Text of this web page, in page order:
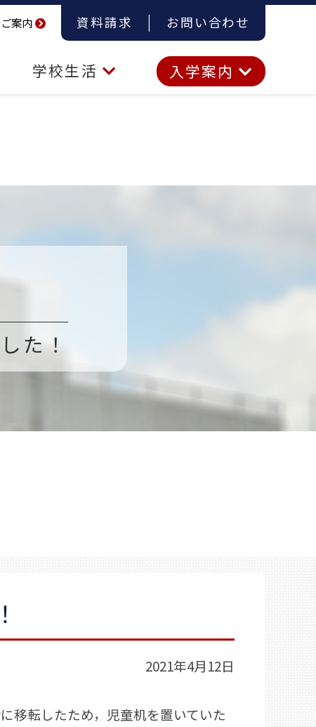
案内 資料請求 お問い合わせ
学校生活 入学案内
た！
2021年4月12日
移転したため，児童机を置いていた